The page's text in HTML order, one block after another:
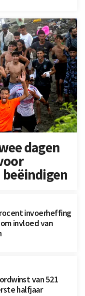
dagen
beëindigen
invoerheffing
invloed van
van 521
halfjaar